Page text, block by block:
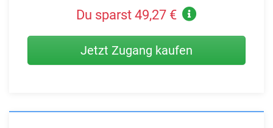
Du sparst 49,27 €
Jetzt Zugang kaufen